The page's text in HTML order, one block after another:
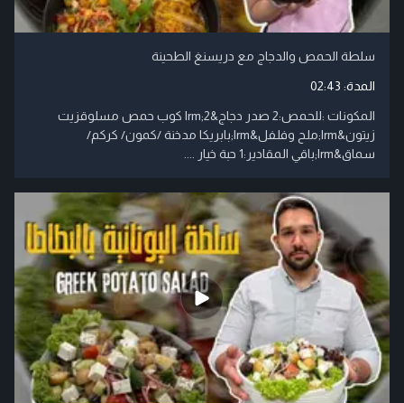
سلطة الحمص والدجاج مع دريسنغ الطحينة
المدة: 02:43
المكونات :للحمص:2 صدر دجاج&lrm;2 كوب حمص مسلوقزيت
زيتون&lrm;ملح وفلفل&lrm;بابريكا مدخنة /كمون/ كركم/
سماق&lrm;باقي المقادير:1 حبة خيار ....